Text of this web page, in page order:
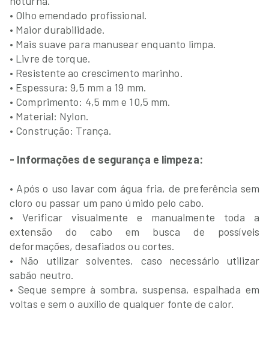
• Olho emendado profissional.
• Maior durabilidade.
• Mais suave para manusear enquanto limpa.
• Livre de torque.
• Resistente ao crescimento marinho.
• Espessura: 9,5 mm a 19 mm.
• Comprimento: 4,5 mm e 10,5 mm.
• Material: Nylon.
• Construção: Trança.
- Informações de segurança e limpeza:
• Após o uso lavar com água fria, de preferência sem
cloro ou passar um pano úmido pelo cabo.
• Verificar visualmente e manualmente toda a
extensão do cabo em busca de possíveis
deformações, desafiados ou cortes.
• Não utilizar solventes, caso necessário utilizar
sabão neutro.
• Seque sempre à sombra, suspensa, espalhada em
voltas e sem o auxílio de qualquer fonte de calor.